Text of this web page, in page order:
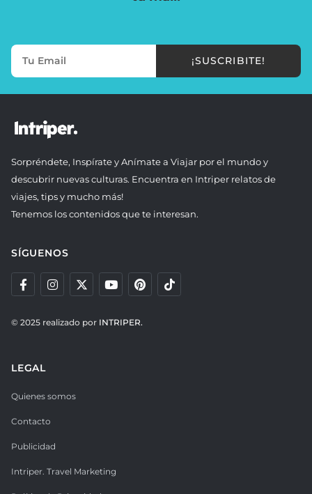
¡SUSCRIBITE!
Sorpréndete, Inspírate y Anímate a Viajar por el mundo y
descubrir nuevas culturas. Encuentra en Intriper relatos de
viajes, tips y mucho más!
Tenemos los contenidos que te interesan.
SÍGUENOS
© 2025 realizado por INTRIPER.
LEGAL
Quienes somos
Contacto
Publicidad
Intriper. Travel Marketing